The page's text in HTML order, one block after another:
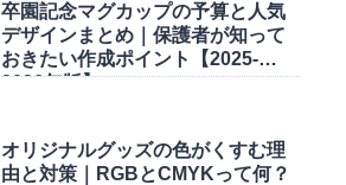
卒園記念マグカップの予算と人気
デザインまとめ｜保護者が知って
おきたい作成ポイント【2025-
2026年版】
オリジナルグッズの色がくすむ理
由と対策｜RGBとCMYKって何？